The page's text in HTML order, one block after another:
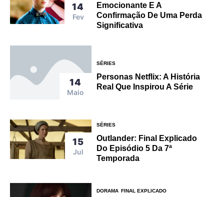
14
Fev
Emocionante E A
Confirmação De Uma Perda
Significativa
14
Maio
SÉRIES
Personas Netflix: A História
Real Que Inspirou A Série
15
Jul
SÉRIES
Outlander: Final Explicado
Do Episódio 5 Da 7ª
Temporada
DORAMA FINAL EXPLICADO